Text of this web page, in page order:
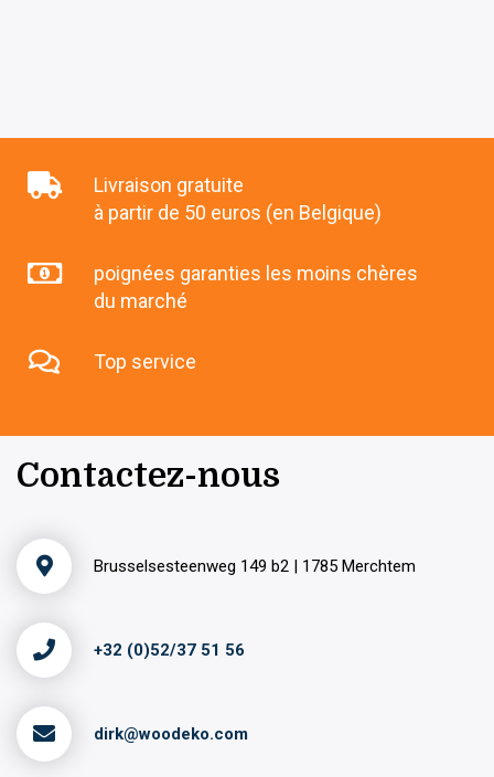
Livraison gratuite
à partir de 50 euros (en Belgique)
poignées garanties les moins chères
du marché
Top service
Contactez-nous
Brusselsesteenweg 149 b2 | 1785 Merchtem
+32 (0)52/37 51 56
dirk@woodeko.com